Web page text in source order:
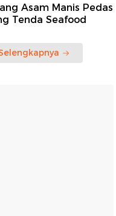
Asam Manis Pedas
Tenda Seafood